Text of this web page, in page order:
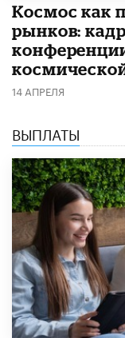
Космос как
рынков:
14 АПРЕЛЯ
ВЫПЛАТЫ